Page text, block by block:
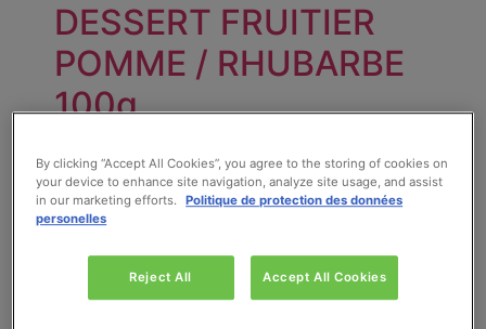
DESSERT FRUITIER
POMME / RHUBARBE
100g
Lire la suite
By clicking “Accept All Cookies”, you agree to the storing of cookies on
your device to enhance site navigation, analyze site usage, and assist
in our marketing efforts. Politique de protection des données
personelles
Reject All Accept All Cookies